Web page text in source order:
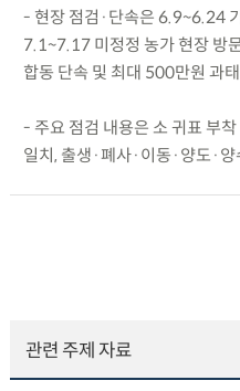
- 현장 점검·단속은 6.9~6.24
7.1~7.17 미정정 농가 현장 방
합동 단속 및 최대 500만원 과
- 주요 점검 내용은 소 귀표 부
일치, 출생·폐사·이동·양도·
관련 주제 자료